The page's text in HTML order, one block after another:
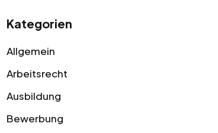
Kategorien
Allgemein
Arbeitsrecht
Ausbildung
Bewerbung